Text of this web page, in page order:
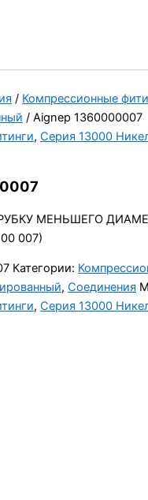
/ Компрессионные
/ Aignep 1360000007
, Серия 13000
МЕНЬШЕГО
007)
Категории:
, Соединения
, Серия 13000